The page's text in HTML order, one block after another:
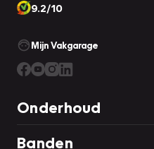
9.2/10
Mijn Vakgarage
Onderhoud
Banden